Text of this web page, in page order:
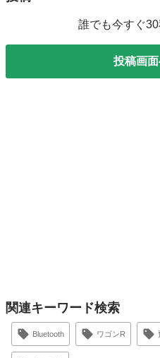
誰でも今すぐ
投稿画
関連キーワード検索
Bluetooth ワゴンR